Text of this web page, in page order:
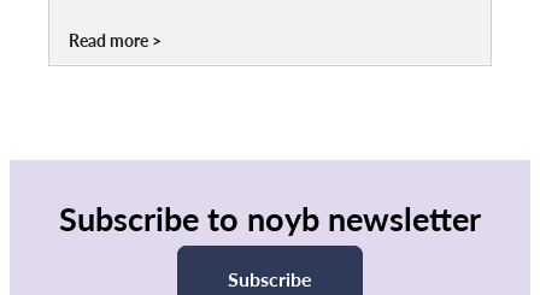
Read more
Subscribe to noyb newsletter
Subscribe